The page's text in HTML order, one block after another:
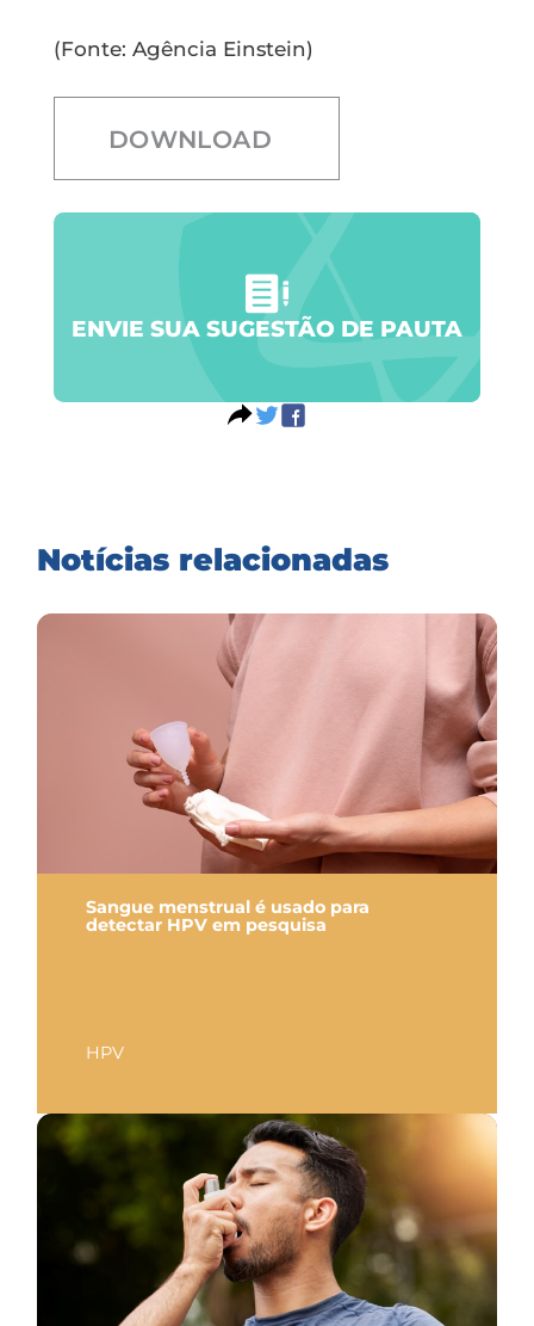
(Fonte: Agência Einstein)
DOWNLOAD
ENVIE SUA SUGESTÃO DE PAUTA
Notícias relacionadas
Sangue menstrual é usado para
detectar HPV em pesquisa
HPV